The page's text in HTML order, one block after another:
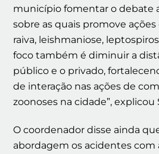
município fomentar o debate
sobre as quais promove
raiva, leishmaniose,
foco também é diminuir a
público e o privado,
de interação nas ações de
zoonoses na cidade”, explicou
O coordenador disse ainda
abordagem os acidentes com